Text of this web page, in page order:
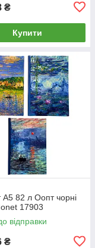
₴
Купити
А5 82 л Оопт чорні
17903
відправки
₴